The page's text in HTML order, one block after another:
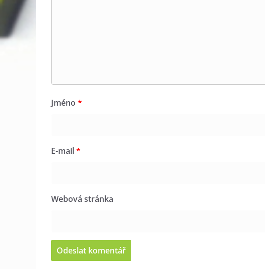
Jméno *
E-mail*
Webová stránka